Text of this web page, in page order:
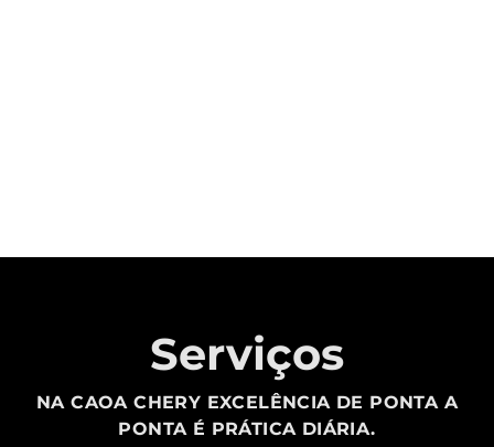
Serviços
NA CAOA CHERY EXCELÊNCIA DE PONTA A
PONTA É PRÁTICA DIÁRIA.